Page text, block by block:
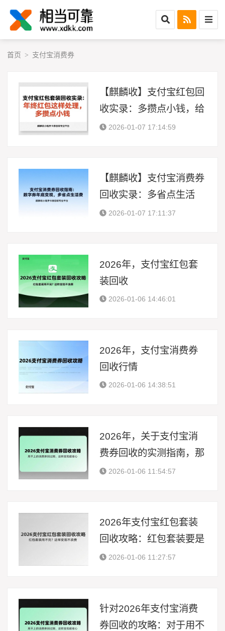
首页 > 支付宝消费券
【麒麟收】支付宝红包回
收实录：多攒点小钱，给
妈妈买了新围巾
2026-01-07 17:14:59
【麒麟收】支付宝消费券
回收实录：多省点生活
费，给爸爸买了新围巾
2026-01-07 17:11:37
2026年，支付宝红包套
装回收
2026-01-06 14:46:01
2026年，支付宝消费券
回收行情
2026-01-06 14:38:51
2026年，关于支付宝消
费券回收的实测指南，那
些用不上的券切勿浪费，
2026-01-06 11:54:57
2026年支付宝红包套装
回收攻略：红包套装要是
用不完？通过如此这般方
2026-01-06 11:27:57
针对2026年支付宝消费
券回收的攻略：对于用不